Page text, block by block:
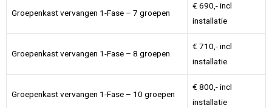
Groepenkast vervangen 1-Fase – 7 groepen
€ 690,- incl
installatie
Groepenkast vervangen 1-Fase – 8 groepen
€ 710,- incl
installatie
Groepenkast vervangen 1-Fase – 10 groepen
€ 800,- incl
installatie